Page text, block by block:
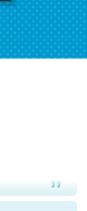
自分はこの流
Shit.
トバー